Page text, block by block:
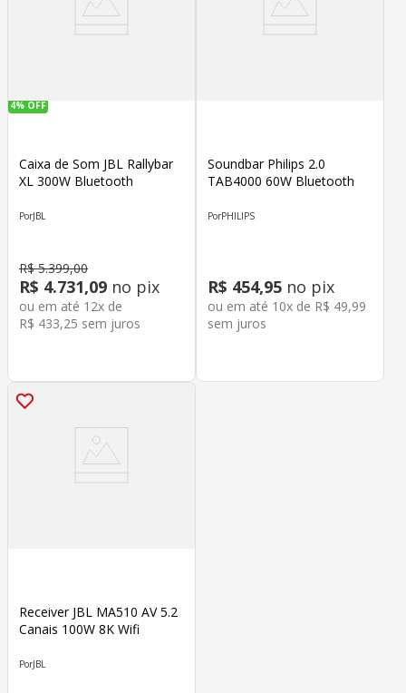
4% OFF
Caixa de Som JBL Rallybar
XL 300W Bluetooth
JBL
R$ 5.399,00
R$ 4.731,09 no pix
ou em até 12x de
R$ 433,25 sem juros
Soundbar Philips 2.0
TAB4000 60W Bluetooth
PHILIPS
R$ 454,95 no pix
ou em até 10x de R$ 49,99
sem juros
Receiver JBL MA510 AV 5.2
Canais 100W 8K Wifi
JBL